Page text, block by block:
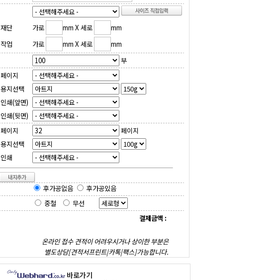
재단 가로 mm X 세로
mm
작업
가로 mm X 세로
mm
부
페이지
용지선택
인쇄(앞면)
인쇄(뒷면)
페이지
페이지
용지선택
인쇄
후가공없음
후가공있음
중철
무선
결제금액 :
온라인 접수 견적이 어려우시거나 상이한 부분은
별도상담[견적서프린트|카톡|팩스]가능합니다.
바로가기